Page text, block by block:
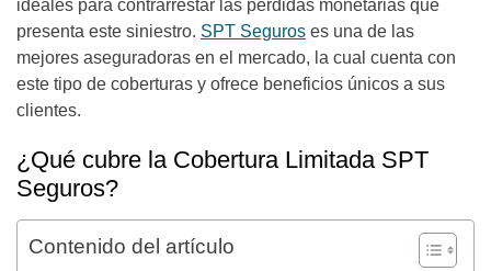
ideales para contrarrestar las pérdidas monetarias que
presenta este siniestro. SPT Seguros es una de las
mejores aseguradoras en el mercado, la cual cuenta con
este tipo de coberturas y ofrece beneficios únicos a sus
clientes.
¿Qué cubre la Cobertura Limitada SPT
Seguros?
Contenido del artículo